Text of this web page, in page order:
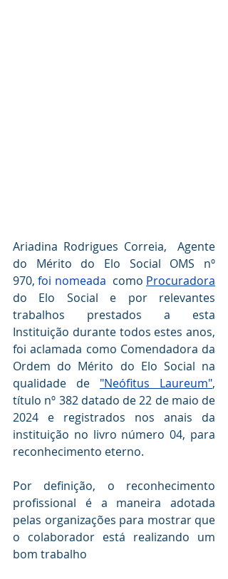
Ariadina Rodrigues Correia,  Agente
do Mérito do Elo Social OMS nº
970, foi nomeada como Procuradora
do Elo Social e por relevantes
trabalhos prestados a esta
Instituição durante todos estes anos,
foi aclamada como Comendadora da
Ordem do Mérito do Elo Social na
qualidade de "Neófitus Laureum",
título nº 382 datado de 22 de maio de
2024 e registrados nos anais da
instituição no livro número 04, para
reconhecimento eterno.
Por definição, o reconhecimento
profissional é a maneira adotada
pelas organizações para mostrar que
o colaborador está realizando um
bom trabalho